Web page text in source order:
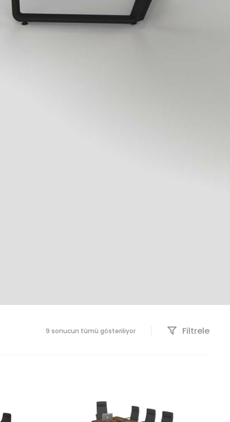
9 sonucun tümü gösteriliyor Filtrele